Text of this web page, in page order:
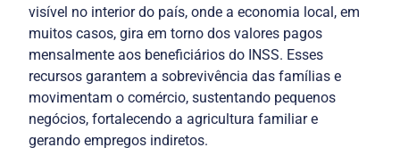
visível no interior do país, onde a economia local, em
muitos casos, gira em torno dos valores pagos
mensalmente aos beneficiários do INSS. Esses
recursos garantem a sobrevivência das famílias e
movimentam o comércio, sustentando pequenos
negócios, fortalecendo a agricultura familiar e
gerando empregos indiretos.